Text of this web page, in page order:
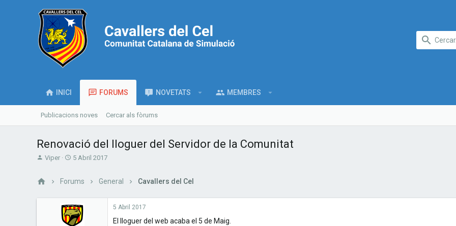
INICI FORUMS NOVETATS MEMBRES
Publicacions noves Cercar als fòrums
Renovació del lloguer del Servidor de la Comunitat
T
Viper
S
r
d
a
t
5 Abril 2017
Forums General Cavallers del Cel
5 Abril 2017
El lloguer del web acaba el 5 de Maig.